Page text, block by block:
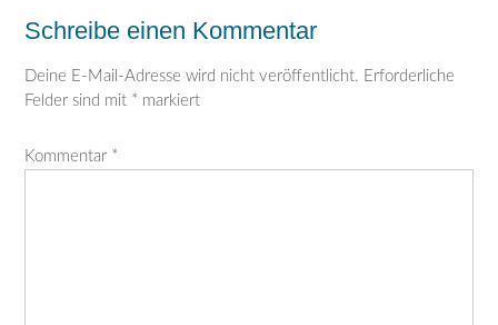
Schreibe einen Kommentar
Deine E-Mail-Adresse wird nicht veröffentlicht. Erforderliche
Felder sind mit * markiert
Kommentar *